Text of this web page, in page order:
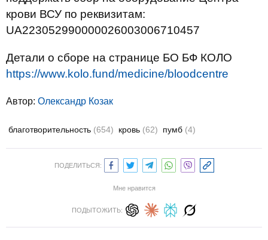
крови ВСУ по реквизитам:
UA223052990000026003006710457
Детали о сборе на странице БО БФ КОЛО
https://www.kolo.fund/medicine/bloodcentre
Автор: Олександр Козак
благотворительность (654) кровь (62) пумб (4)
ПОДЕЛИТЬСЯ:
Мне нравится
ПОДЫТОЖИТЬ: